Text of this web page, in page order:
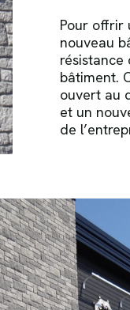
Pour offrir
nouveau
résistance
bâtiment.
ouvert au
et un
de